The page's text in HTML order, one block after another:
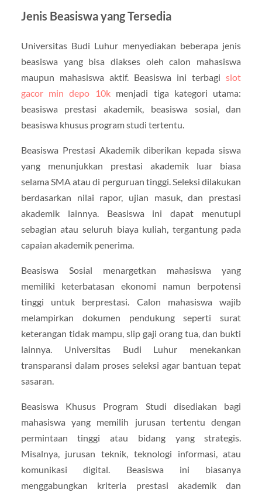
Jenis Beasiswa yang Tersedia
Universitas Budi Luhur menyediakan beberapa jenis
beasiswa yang bisa diakses oleh calon mahasiswa
maupun mahasiswa aktif. Beasiswa ini terbagislot
gacor min depo 10kmenjadi tiga kategori utama:
beasiswa prestasi akademik, beasiswa sosial, dan
beasiswa khusus program studi tertentu.
Beasiswa Prestasi Akademik diberikan kepada siswa
yang menunjukkan prestasi akademik luar biasa
selama SMA atau di perguruan tinggi. Seleksi dilakukan
berdasarkan nilai rapor, ujian masuk, dan prestasi
akademik lainnya. Beasiswa ini dapat menutupi
sebagian atau seluruh biaya kuliah, tergantung pada
capaian akademik penerima.
Beasiswa Sosial menargetkan mahasiswa yang
memiliki keterbatasan ekonomi namun berpotensi
tinggi untuk berprestasi. Calon mahasiswa wajib
melampirkan dokumen pendukung seperti surat
keterangan tidak mampu, slip gaji orang tua, dan bukti
lainnya. Universitas Budi Luhur menekankan
transparansi dalam proses seleksi agar bantuan tepat
sasaran.
Beasiswa Khusus Program Studi disediakan bagi
mahasiswa yang memilih jurusan tertentu dengan
permintaan tinggi atau bidang yang strategis.
Misalnya, jurusan teknik, teknologi informasi, atau
komunikasi digital. Beasiswa ini biasanya
menggabungkan kriteria prestasi akademik dan